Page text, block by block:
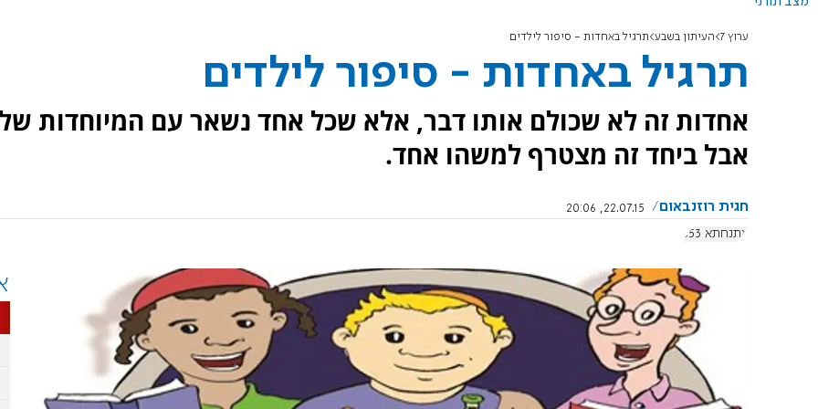
ערוץ 7 העיתון בשבע תרגיל באחדות - סיפור לילדים
תרגיל באחדות - סיפור לילדים
אחדות זה לא שכולם אותו דבר, אלא שכל אחד נשאר עם המיוחדות
אבל ביחד זה מצטרף למשהו אחד.
חגית רוזנבאום
22.07.15, 20:06
אתנחתא 653